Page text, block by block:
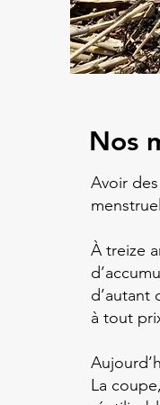
Nos
Avoir
À treize
d’autant
à tout
La